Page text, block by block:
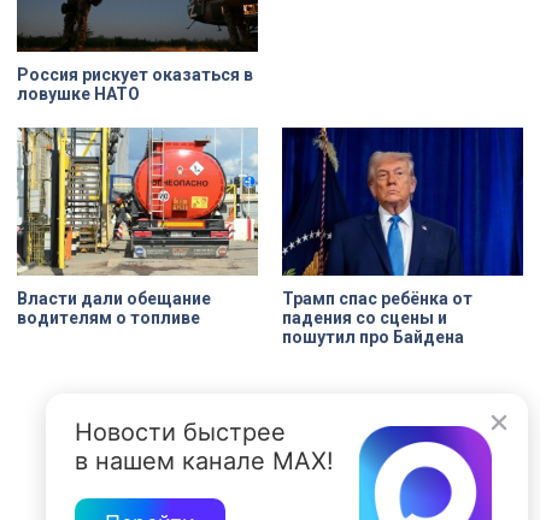
Россия рискует оказаться в
ловушке НАТО
Власти дали обещание
водителям о топливе
Трамп спас ребёнка от
падения со сцены и
пошутил про Байдена
Новости быстрее
в нашем канале MAX!